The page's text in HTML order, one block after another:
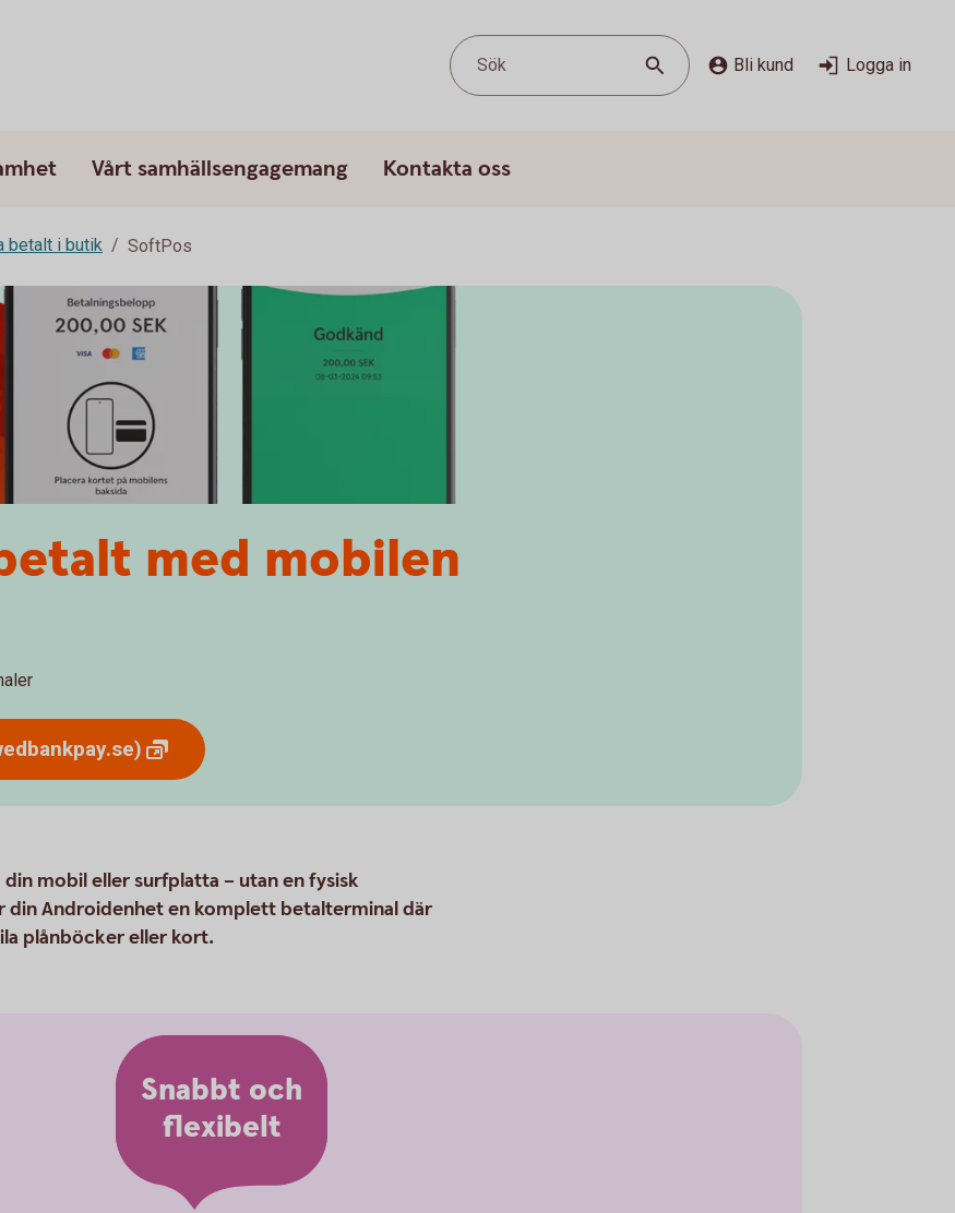
Sök Bli kund Logga in
Vårt samhällsengagemang Kontakta oss
betalt i butik SoftPos
med mobilen
mobil eller surfplatta – utan en fysisk
din Androidenhet en komplett betalterminal där
plånböcker eller kort.
Snabbt och
flexibelt